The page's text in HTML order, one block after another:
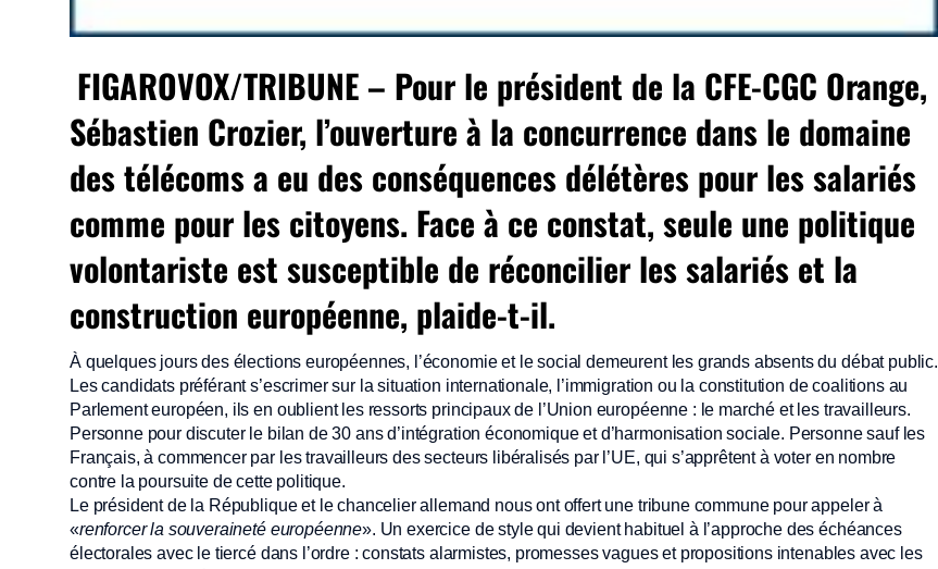
FIGAROVOX/TRIBUNE – Pour le président de la CFE-CGC Orange,
Sébastien Crozier, l’ouverture à la concurrence dans le domaine
des télécoms a eu des conséquences délétères pour les salariés
comme pour les citoyens. Face à ce constat, seule une politique
volontariste est susceptible de réconcilier les salariés et la
construction européenne, plaide-t-il.
À quelques jours des élections européennes, l’économie et le social demeurent les grands absents du débat public.
Les candidats préférant s’escrimer sur la situation internationale, l’immigration ou la constitution de coalitions au
Parlement européen, ils en oublient les ressorts principaux de l’Union européenne : le marché et les travailleurs.
Personne pour discuter le bilan de 30 ans d’intégration économique et d’harmonisation sociale. Personne sauf les
Français, à commencer par les travailleurs des secteurs libéralisés par l’UE, qui s’apprêtent à voter en nombre
contre la poursuite de cette politique.
Le président de la République et le chancelier allemand nous ont offert une tribune commune pour appeler à
«renforcer la souveraineté européenne». Un exercice de style qui devient habituel à l’approche des échéances
électorales avec le tiercé dans l’ordre : constats alarmistes, promesses vagues et propositions intenables avec les